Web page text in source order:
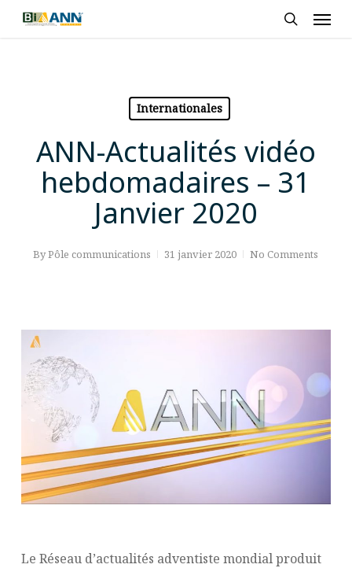
Skip
Internationales
ANN-Actualités vidéo
hebdomadaires – 31
Janvier 2020
ByPôle communications 31 janvier 2020 No Comments
Le Réseau d’actualités adventiste mondial produit